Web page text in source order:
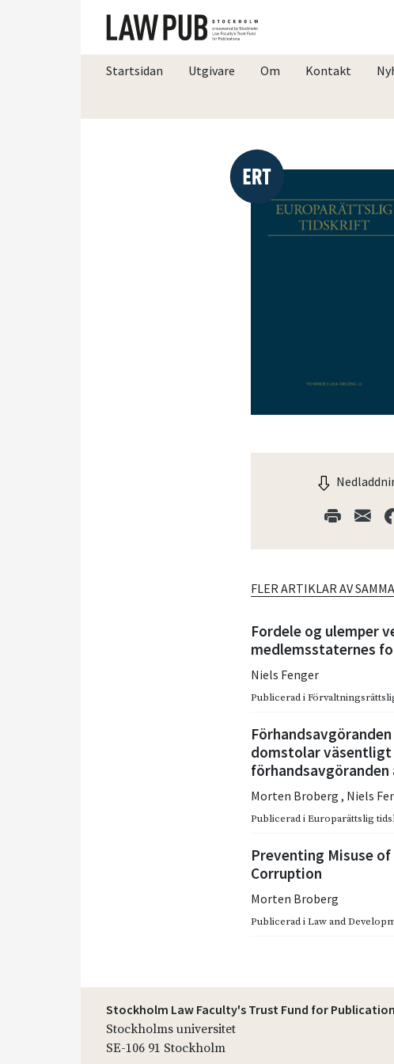
Startsidan Utgivare Om Kontakt
FLER ARTIKLAR AV
Fordele og ulemper
medlemsstaternes
Niels Fenger
Publicerad i
domstolar väsentligt
Morten Broberg, Niels
Publicerad iEuroparättslig
Preventing Misuse
Corruption
Morten Broberg
Publicerad iLaw and
Stockholm Law Faculty's Trust Fund for
Stockholms universitet
SE-106 91 Stockholm